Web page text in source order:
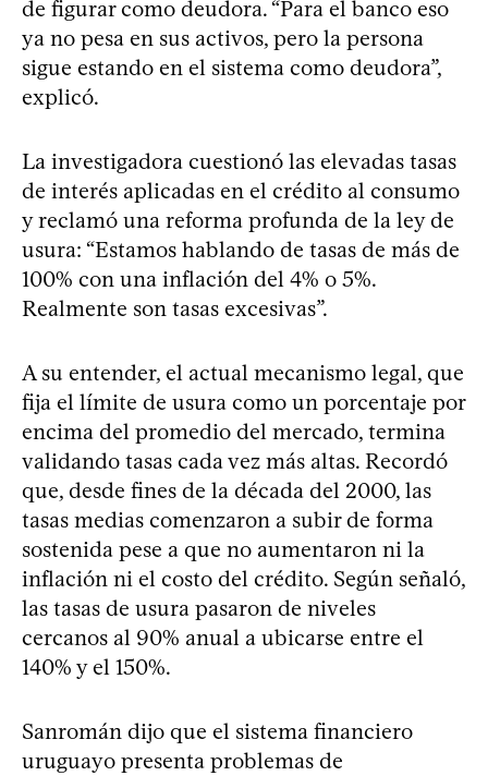
de figurar como deudora. “Para el banco eso
ya no pesa en sus activos, pero la persona
sigue estando en el sistema como deudora”,
explicó.
La investigadora cuestionó las elevadas tasas
de interés aplicadas en el crédito al consumo
y reclamó una reforma profunda de la ley de
usura: “Estamos hablando de tasas de más de
100% con una inflación del 4% o 5%.
Realmente son tasas excesivas”.
A su entender, el actual mecanismo legal, que
fija el límite de usura como un porcentaje por
encima del promedio del mercado, termina
validando tasas cada vez más altas. Recordó
que, desde fines de la década del 2000, las
tasas medias comenzaron a subir de forma
sostenida pese a que no aumentaron ni la
inflación ni el costo del crédito. Según señaló,
las tasas de usura pasaron de niveles
cercanos al 90% anual a ubicarse entre el
140% y el 150%.
Sanromán dijo que el sistema financiero
uruguayo presenta problemas de